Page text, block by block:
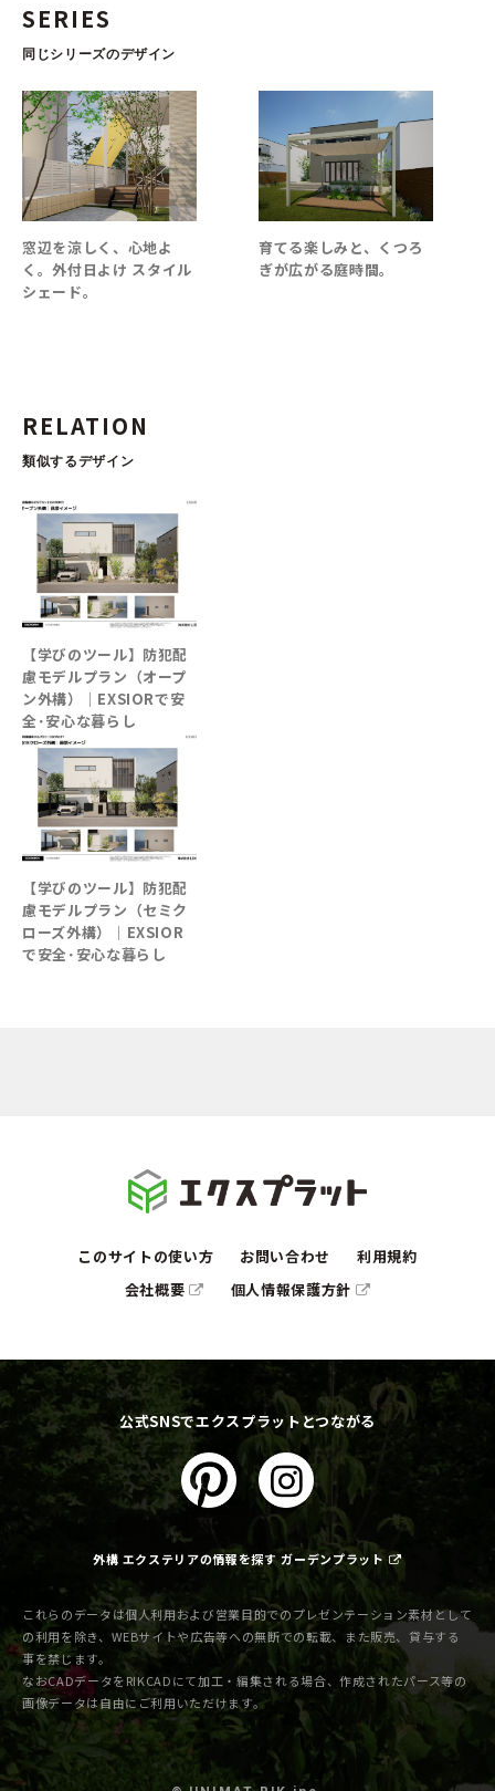
SERIES
同じシリーズのデザイン
育てる楽しみと、くつろ
ぎが広がる庭時間。
日よけ・視線よけでくつ
ろぎ空間を演出する、オ
RELATION
類似するデザイン
【学びのツール】防犯配
慮モデルプラン（オープ
ン外構）│EXSIORで安
全･安心な暮らし
【学びのツール】防犯配
慮モデルプラン（セミク
ローズ外構）│EXSIOR
で安全･安心な暮らし
このサイトの使い方 お問い合わせ
利用規約
会社概要
個人情報保護方針
公式SNSでエクスプラットとつながる
外構 エクステリアの情報を探す ガーデンプラット
これらのデータは個人利用および営業目的でのプレゼンテーション素材として
の利用を除き、WEBサイトや広告等への無断での転載、また販売、貸与する
事を禁じます。
なおCADデータをRIKCADにて加工・編集される場合、作成されたパース等の
画像データは自由にご利用いただけます。